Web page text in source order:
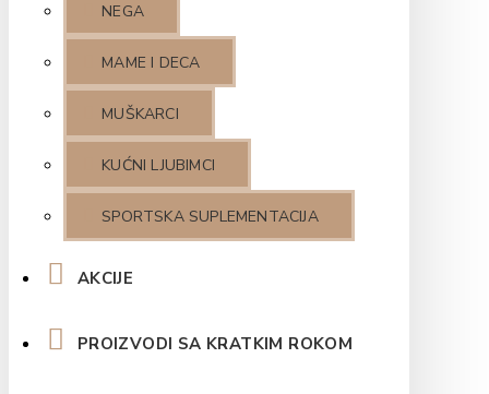
NEGA
MAME I DECA
MUŠKARCI
KUĆNI LJUBIMCI
SPORTSKA SUPLEMENTACIJA
AKCIJE
PROIZVODI SA KRATKIM ROKOM